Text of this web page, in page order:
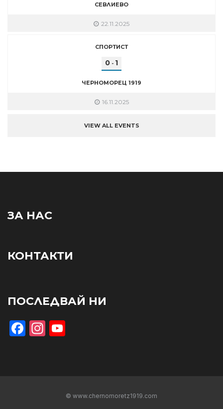
СЕВЛИЕВО
22.11.2025
СПОРТИСТ
0 - 1
ЧЕРНОМОРЕЦ 1919
16.11.2025
VIEW ALL EVENTS
ЗА НАС
КОНТАКТИ
ПОСЛЕДВАЙ НИ
Facebook
Instagram
© www.chernomoretz1919.com